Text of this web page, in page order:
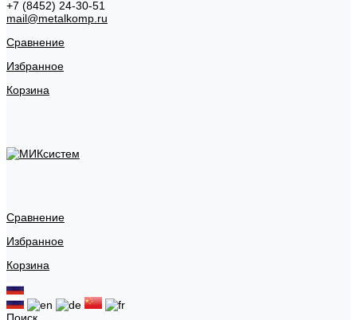
+7 (8452) 24-30-51
mail@metalkomp.ru
Сравнение
Избранное
Корзина
Сравнение
Избранное
Корзина